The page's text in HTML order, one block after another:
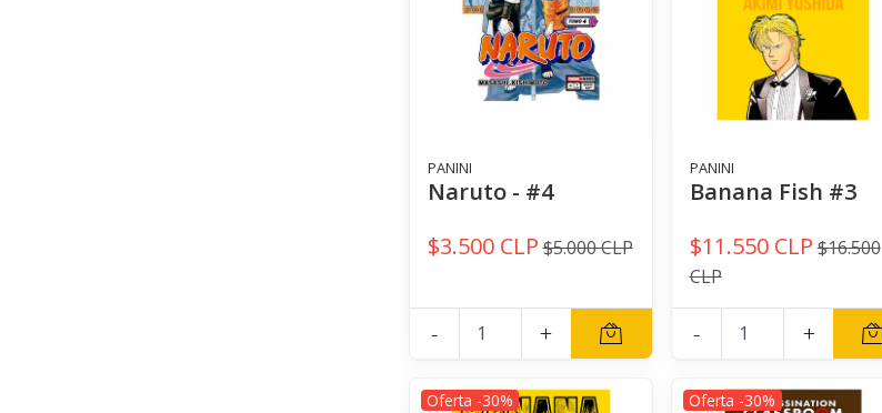
PANINI
Naruto - #4
$3.500 CLP $5.000 CLP
- +
PANINI
Banana Fish #3
$11.550 CLP $16.500
CLP
- +
Oferta -30% Oferta -30%